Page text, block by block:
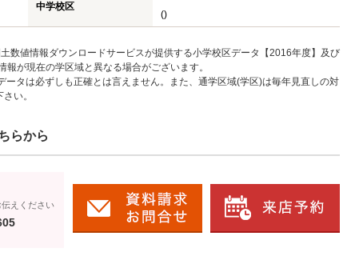
中学校区
()
数値情報ダウンロードサービスが提供する小学校区データ【2016年度】及び
が現在の学区域と異なる場合がございます。
タは必ずしも正確とは言えません。また、通学区域(学区)は毎年見直しの対
い。
らから
えください